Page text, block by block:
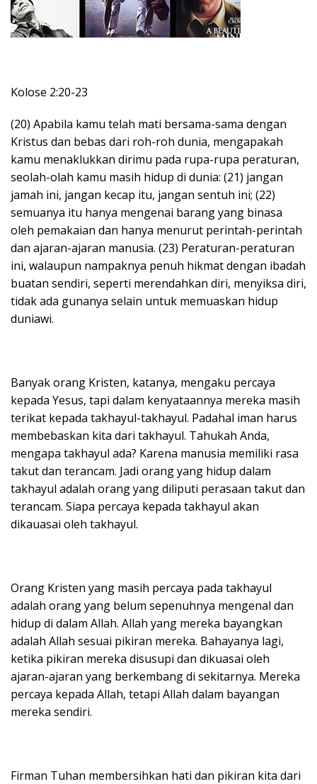
Kolose 2:20-23
(20) Apabila kamu telah mati bersama-sama dengan
Kristus dan bebas dari roh-roh dunia, mengapakah
kamu menaklukkan dirimu pada rupa-rupa peraturan,
seolah-olah kamu masih hidup di dunia: (21) jangan
jamah ini, jangan kecap itu, jangan sentuh ini; (22)
semuanya itu hanya mengenai barang yang binasa
oleh pemakaian dan hanya menurut perintah-perintah
dan ajaran-ajaran manusia. (23) Peraturan-peraturan
ini, walaupun nampaknya penuh hikmat dengan ibadah
buatan sendiri, seperti merendahkan diri, menyiksa diri,
tidak ada gunanya selain untuk memuaskan hidup
duniawi.
Banyak orang Kristen, katanya, mengaku percaya
kepada Yesus, tapi dalam kenyataannya mereka masih
terikat kepada takhayul-takhayul. Padahal iman harus
membebaskan kita dari takhayul. Tahukah Anda,
mengapa takhayul ada? Karena manusia memiliki rasa
takut dan terancam. Jadi orang yang hidup dalam
takhayul adalah orang yang diliputi perasaan takut dan
terancam. Siapa percaya kepada takhayul akan
dikauasai oleh takhayul.
Orang Kristen yang masih percaya pada takhayul
adalah orang yang belum sepenuhnya mengenal dan
hidup di dalam Allah. Allah yang mereka bayangkan
adalah Allah sesuai pikiran mereka. Bahayanya lagi,
ketika pikiran mereka disusupi dan dikuasai oleh
ajaran-ajaran yang berkembang di sekitarnya. Mereka
percaya kepada Allah, tetapi Allah dalam bayangan
mereka sendiri.
Firman Tuhan membersihkan hati dan pikiran kita dari